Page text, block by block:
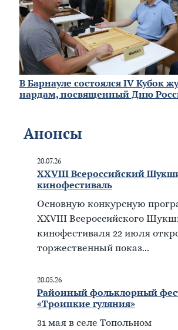
В Барнауле состоялся IV Кубок
нардам, посвященный Дню
Анонсы
20.07.26
XXVIII Всероссийский
кинофестиваль
Основную конкурсную
XXVIII Всероссийского
кинофестиваля 22 июля
торжественный показ...
20.05.26
Районный фольклорный
«Троицкие гуляния»
31 мая в селе Топольном